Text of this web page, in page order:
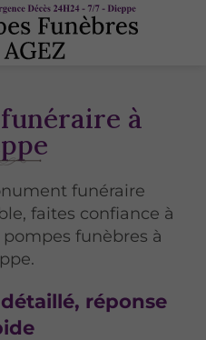
à
funéraire
faites confiance à
funèbres à
réponse